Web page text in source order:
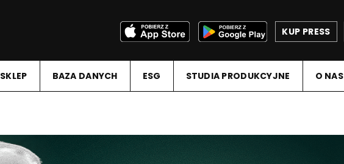
KUP PRESS
SKLEP BAZA DANYCH ESG STUDIA PRODUKCYJNE O NAS